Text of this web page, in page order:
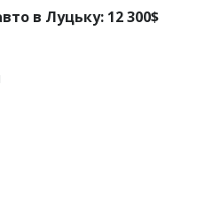
в Луцьку: 12 300$